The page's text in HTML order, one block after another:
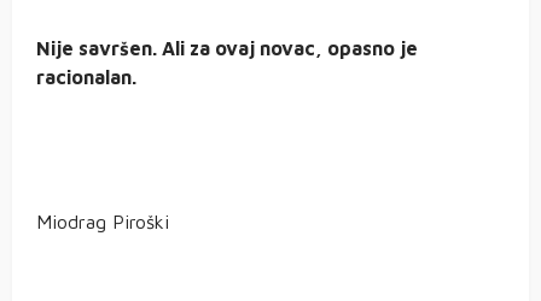
Nije savršen. Ali za ovaj novac, opasno je
racionalan.
Miodrag Piroški